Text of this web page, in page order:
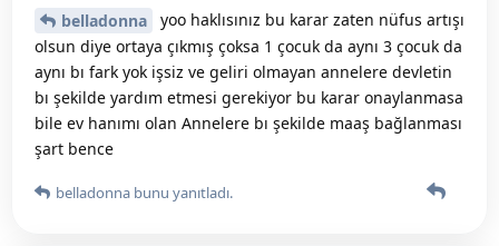
belladonna
yoo haklısınız bu karar zaten nüfus artışı
olsun diye ortaya çıkmış çoksa 1 çocuk da aynı 3 çocuk da
aynı bı fark yok işsiz ve geliri olmayan annelere devletin
bı şekilde yardım etmesi gerekiyor bu karar onaylanmasa
bile ev hanımı olan Annelere bı şekilde maaş bağlanması
şart bence
belladonna bunu yanıtladı.